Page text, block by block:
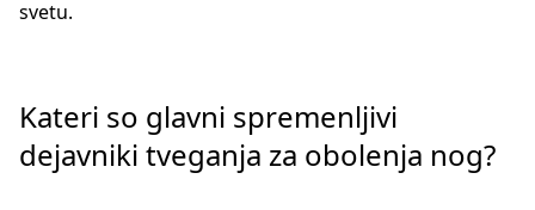
svetu.
Kateri so glavni spremenljivi
dejavniki tveganja za obolenja nog?